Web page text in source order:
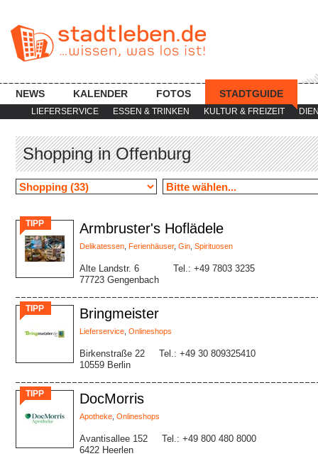
LIEFERSERVICE ESSEN & TRINKEN KULTUR & FREIZEIT
NEWS KALENDER FOTOS STADTGUIDE
Shopping in Offenburg
TIPP Armbruster's Hoflädele
Delikatessen Ferienhäuser, Gin Spirituosen
Alte Landstr. 6
77723 Gengenbach
Tel.: +49 7803 3235
TIPP Bringmeister
Lieferservice Onlineshops
Birkenstraße 22
10559 Berlin
Tel.: +49 30 809325410
TIPP DocMorris
Apotheke Onlineshops
Avantisallee 152
6422 Heerlen
Tel.: +49 800 480 8000